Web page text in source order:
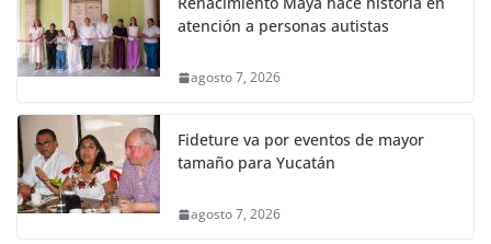
atención a personas autistas
agosto 7, 2026
Fideture va por eventos de mayor
tamaño para Yucatán
agosto 7, 2026